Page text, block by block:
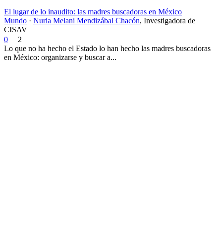
El lugar de lo inaudito: las madres buscadoras en México
Mundo · Nuria Melani Mendizábal Chacón, Investigadora de
CISAV
0
2
Lo que no ha hecho el Estado lo han hecho las madres buscadoras
en México: organizarse y buscar a...